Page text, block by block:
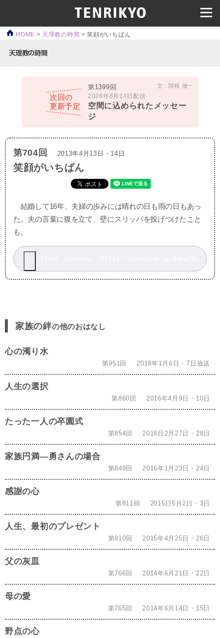
HOME > 天理教の時間 >笑顔がいちばん
次回の
更新予定
第1399回
2026年8月14日配信
空間に込められたメッセー
ジ
文：関根 健一
第704回 2013年4月13日・14日
笑顔がいちばん
結婚して16年、夫婦の歩みには晴れの日も雨の日もあっ
た。夫の言葉に腹を立て、壁にスリッパを投げつけたこと
も。
家族の絆の他のおはなし
心の濁り水
第951回 2018年1月6日・7日放送
人生の選択
第860回 2016年4月9日・10日
たった一人の卒園式
第854回 2016日2月27日・28日
家族円満―勇さんの場合
第849回 2016年1月23日・24日
感謝の心
第811回 2015日5月2日・3日
人生、最初のプレゼント
第810回 2015年4月25日・26日
父の灰皿
第766回 2014年6月21日・22日
母の愛
第765回 2014年6月14日・15日
野点の心